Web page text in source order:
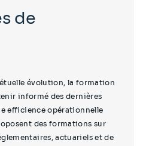
évolution, la formation
informé des dernières
efficience opérationnelle
des formations sur
actuariels et de